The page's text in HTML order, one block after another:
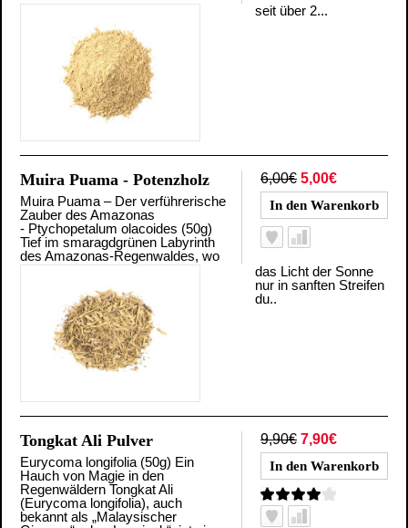
seit über 2...
6,00€ 5,00€
Muira Puama - Potenzholz
Muira Puama – Der verführerische
Zauber des Amazonas
- Ptychopetalum olacoides (50g)
Tief im smaragdgrünen Labyrinth
des Amazonas-Regenwaldes, wo
das Licht der Sonne
nur in sanften Streifen
du..
9,90€ 7,90€
Tongkat Ali Pulver
Eurycoma longifolia (50g) Ein
Hauch von Magie in den
Regenwäldern Tongkat Ali
(Eurycoma longifolia), auch
bekannt als „Malaysischer